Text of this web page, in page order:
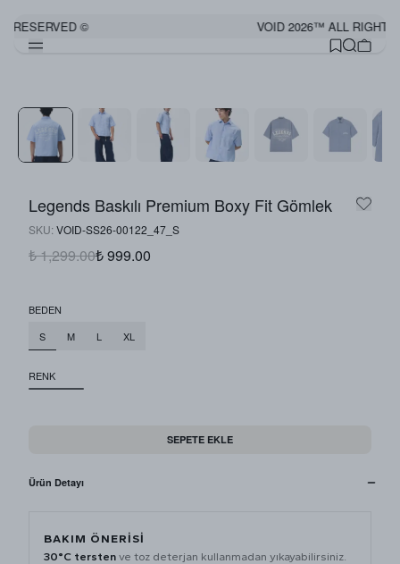
RESERVED © VOID 2026™ ALL RIGHTS
Legends Baskılı Premium Boxy Fit Gömlek
SKU: VOID-SS26-00122_47_S
₺ 1,299.00₺ 999.00
BEDEN
S
M L XL
RENK
SEPETE EKLE
Ürün Detayı
BAKIM ÖNERİSİ
30°C tersten ve toz deterjan kullanmadan yıkayabilirsiniz.